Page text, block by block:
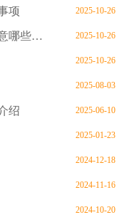
项 2025-10-26
新生仔猫为什么会死？新生仔猫需要注意哪些问题 2025-10-26
2025-10-26
2025-08-03
绍 2025-06-10
2025-01-23
2024-12-18
2024-11-16
2024-10-20